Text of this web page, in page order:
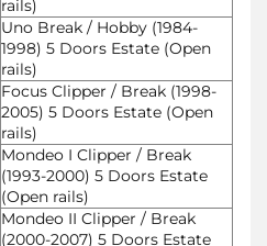
rails)
Uno Break / Hobby (1984-
1998) 5 Doors Estate (Open
rails)
Focus Clipper / Break (1998-
2005) 5 Doors Estate (Open
rails)
Mondeo I Clipper / Break
(1993-2000) 5 Doors Estate
(Open rails)
Mondeo II Clipper / Break
(2000-2007) 5 Doors Estate